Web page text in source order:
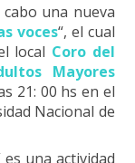
una nueva
voces“, el cual
local Coro del
Mayores
21: 00 hs en el
Nacional de
es una actividad